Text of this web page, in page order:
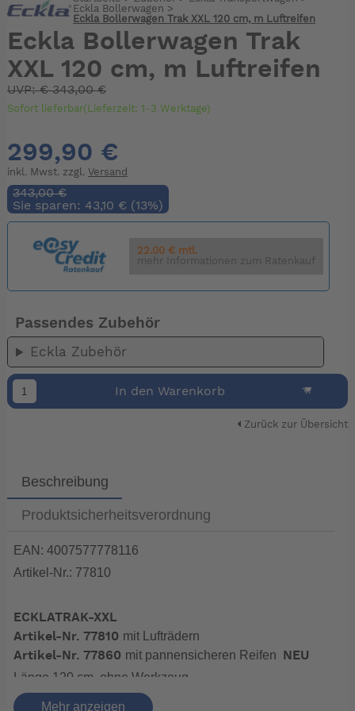
Eckla Bollerwagen >
Eckla Bollerwagen Trak XXL 120 cm, m Luftreifen
Eckla Bollerwagen Trak
XXL 120 cm, m Luftreifen
UVP:€343,00 €
Sofort lieferbar(Lieferzeit: 1-3 Werktage)
299,90 €
inkl. Mwst. zzgl. Versand
343,00 €
Sie sparen: 43,10 € (13%)
22.00 € mtl.
mehr Informationen zum Ratenkauf
Passendes Zubehör
Eckla Zubehör
In den Warenkorb
Zurück zur Übersicht
Beschreibung
Produktsicherheitsverordnung
EAN: 4007577778116
Artikel-Nr.: 77810
ECKLATRAK-XXL
Artikel-Nr. 77810 mit Lufträdern
Artikel-Nr. 77860 mit pannensicheren Reifen NEU
Länge 120 cm, ohne Werkzeug
zerlegbar, Urlaubstauglich
Mehr anzeigen